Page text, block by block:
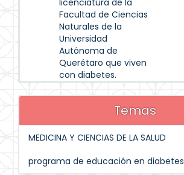
licenciatura de la
Facultad de Ciencias
Naturales de la
Universidad
Autónoma de
Querétaro que viven
con diabetes.
Temas
MEDICINA Y CIENCIAS DE LA SALUD
programa de educación en diabetes